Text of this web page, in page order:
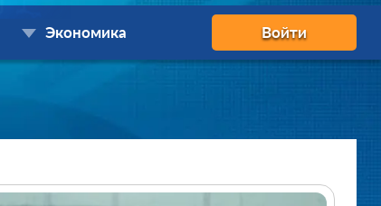
Экономика Войти